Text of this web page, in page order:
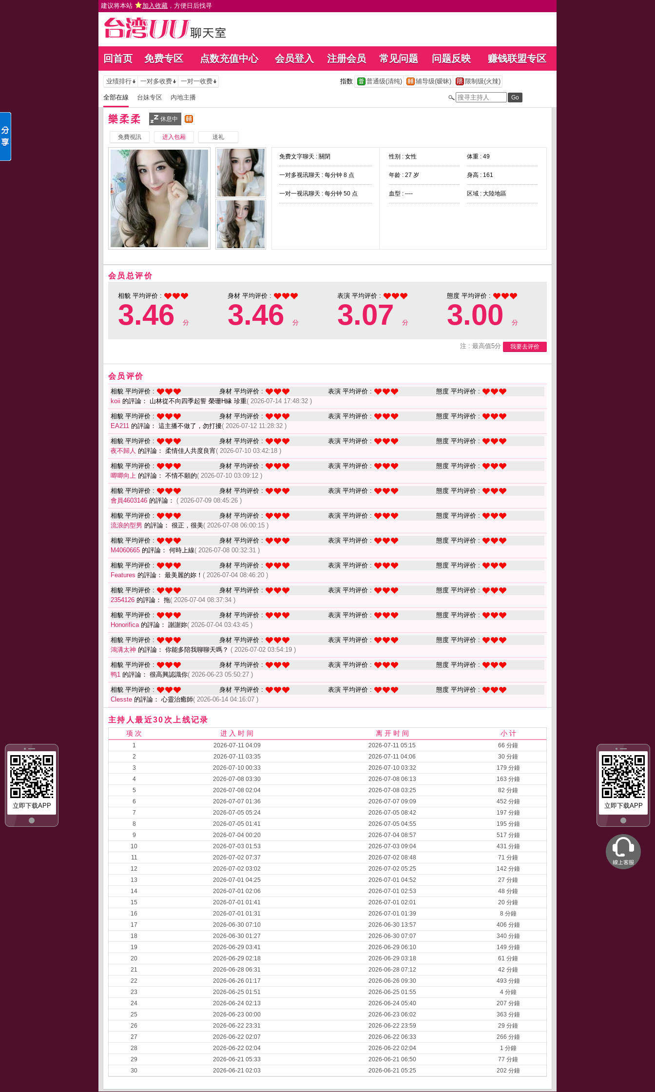
建议将本站 加入收藏 ，方便日后找寻
回首页 免费专区 点数充值中心 会员登入 注册会员 常见问题 问题反映 赚钱联盟专区
立即下载APP
立即下载APP
业绩排行 一对多收费 一对一收费 指数 普通级(清纯) 辅导级(暧昧) 限制级(火辣)
全部在線 台妹专区 內地主播
樂柔柔 休息中
免費視訊 进入包厢 送礼
免费文字聊天 : 關閉
一对多视讯聊天 : 每分钟 8 点
一对一视讯聊天 : 每分钟 50 点
性别 : 女性 体重 : 49
年龄 : 27 岁 身高 : 161
血型 : ---- 区域 : 大陸地區
会员总评价
相貌 平均评价 :
3.46 分
身材 平均评价 :
3.46 分
表演 平均评价 :
3.07 分
態度 平均评价 :
3.00 分
注 : 最高值5分 我要去评价
会员评价
相貌 平均评价 : 身材 平均评价 : 表演 平均评价 :
態度 平均评价 :
koii 的評論： 山林從不向四季起誓 榮珊H緣 珍重( 2026-07-14 17:48:32 )
相貌 平均评价 : 身材 平均评价 : 表演 平均评价 :
態度 平均评价 :
EA211 的評論： 這主播不做了，勿打擾( 2026-07-12 11:28:32 )
相貌 平均评价 : 身材 平均评价 : 表演 平均评价 :
態度 平均评价 :
夜不歸人 的評論： 柔情佳人共度良宵( 2026-07-10 03:42:18 )
相貌 平均评价 : 身材 平均评价 : 表演 平均评价 :
態度 平均评价 :
唧唧向上 的評論： 不情不願的( 2026-07-10 03:09:12 )
相貌 平均评价 : 身材 平均评价 : 表演 平均评价 :
態度 平均评价 :
會員4603146 的評論： ( 2026-07-09 08:45:26 )
相貌 平均评价 : 身材 平均评价 : 表演 平均评价 :
態度 平均评价 :
流浪的型男 的評論： 很正，很美( 2026-07-08 06:00:15 )
相貌 平均评价 : 身材 平均评价 : 表演 平均评价 :
態度 平均评价 :
M4060665 的評論： 何時上線( 2026-07-08 00:32:31 )
相貌 平均评价 : 身材 平均评价 : 表演 平均评价 :
態度 平均评价 :
Features 的評論： 最美麗的妳！ ( 2026-07-04 08:46:20 )
相貌 平均评价 : 身材 平均评价 : 表演 平均评价 :
態度 平均评价 :
2354126 的評論： 拖( 2026-07-04 08:37:34 )
相貌 平均评价 : 身材 平均评价 : 表演 平均评价 :
態度 平均评价 :
Honorifica的評論： 謝謝妳( 2026-07-04 03:43:45 )
相貌 平均评价 : 身材 平均评价 : 表演 平均评价 :
態度 平均评价 :
鴻溝太神 的評論： 你能多陪我聊聊天嗎？ ( 2026-07-02 03:54:19 )
相貌 平均评价 : 身材 平均评价 : 表演 平均评价 :
態度 平均评价 :
鸭1 的評論： 很高興認識你( 2026-06-23 05:50:27 )
相貌 平均评价 : 身材 平均评价 : 表演 平均评价 :
態度 平均评价 :
Clesste 的評論： 心靈治癒師( 2026-06-14 04:16:07 )
主持人最近30次上线记录
项 次 进 入 时 间 离 开 时 间 小 计
1 2026-07-11 04:09 2026-07-11 05:15
66 分鐘
2
2026-07-11 03:35 2026-07-11 04:06
30 分鐘
3
2026-07-10 00:33 2026-07-10 03:32
179 分鐘
4
2026-07-08 03:30 2026-07-08 06:13
163 分鐘
5
2026-07-08 02:04 2026-07-08 03:25
82 分鐘
6
2026-07-07 01:36 2026-07-07 09:09
452 分鐘
7
2026-07-05 05:24 2026-07-05 08:42
197 分鐘
8
2026-07-05 01:41 2026-07-05 04:55
195 分鐘
9
2026-07-04 00:20 2026-07-04 08:57
517 分鐘
10
2026-07-03 01:53 2026-07-03 09:04
431 分鐘
11
2026-07-02 07:37 2026-07-02 08:48
71 分鐘
12
2026-07-02 03:02 2026-07-02 05:25
142 分鐘
13
2026-07-01 04:25 2026-07-01 04:52
27 分鐘
14
2026-07-01 02:06 2026-07-01 02:53
48 分鐘
15
2026-07-01 01:41 2026-07-01 02:01
20 分鐘
16
2026-07-01 01:31 2026-07-01 01:39
8 分鐘
17
2026-06-30 07:10 2026-06-30 13:57
406 分鐘
18
2026-06-30 01:27 2026-06-30 07:07
340 分鐘
19
2026-06-29 03:41 2026-06-29 06:10
149 分鐘
20
2026-06-29 02:18 2026-06-29 03:18
61 分鐘
21
2026-06-28 06:31 2026-06-28 07:12
42 分鐘
22
2026-06-26 01:17 2026-06-26 09:30
493 分鐘
23
2026-06-25 01:51 2026-06-25 01:55
4 分鐘
24
2026-06-24 02:13 2026-06-24 05:40
207 分鐘
25
2026-06-23 00:00 2026-06-23 06:02
363 分鐘
26
2026-06-22 23:31 2026-06-22 23:59
29 分鐘
27
2026-06-22 02:07 2026-06-22 06:33
266 分鐘
28
2026-06-22 02:04 2026-06-22 02:04
1 分鐘
29
2026-06-21 05:33 2026-06-21 06:50
77 分鐘
30
2026-06-21 02:03 2026-06-21 05:25 202 分鐘